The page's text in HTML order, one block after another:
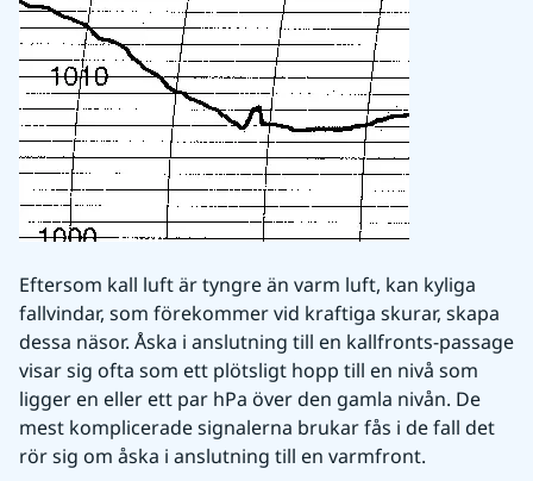
Eftersom kall luft är tyngre än varm luft, kan kyliga
fallvindar, som förekommer vid kraftiga skurar, skapa
dessa näsor. Åska i anslutning till en kallfronts-passage
visar sig ofta som ett plötsligt hopp till en nivå som
ligger en eller ett par hPa över den gamla nivån. De
mest komplicerade signalerna brukar fås i de fall det
rör sig om åska i anslutning till en varmfront.